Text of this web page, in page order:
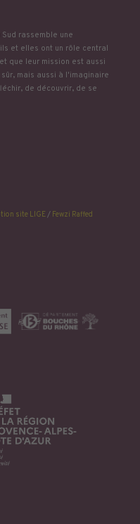
rassemble une
et elles ont un rôle central
que leur mission est aussi
mais aussi à l'imaginaire
de découvrir, de se
site LIGE/ Fewzi Raffed